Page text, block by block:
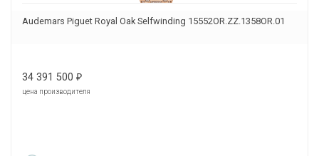
Audemars Piguet Royal Oak Selfwinding 15552OR.ZZ.1358OR.01
34 391 500 ₽
цена производителя